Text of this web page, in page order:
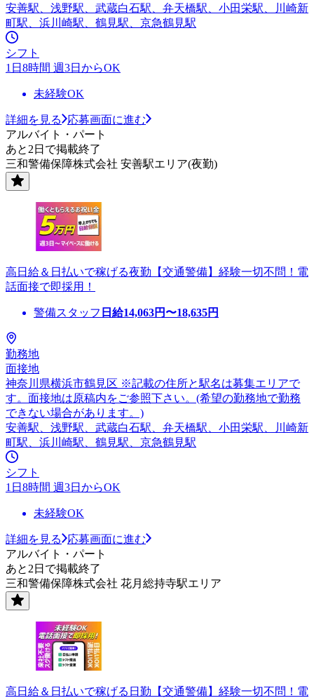
安善駅、浅野駅、武蔵白石駅、弁天橋駅、小田栄駅、川崎新
町駅、浜川崎駅、鶴見駅、京急鶴見駅
シフト
1日8時間 週3日からOK
未経験OK
詳細を見る
応募画面に進む
アルバイト・パート
あと2日で掲載終了
三和警備保障株式会社 安善駅エリア(夜勤)
高日給＆日払いで稼げる夜勤【交通警備】経験一切不問！電
話面接で即採用！
警備スタッフ 日給14,063円〜18,635円
勤務地
面接地
神奈川県横浜市鶴見区 ※記載の住所と駅名は募集エリアで
す。面接地は原稿内をご参照下さい。(希望の勤務地で勤務
できない場合があります。)
安善駅、浅野駅、武蔵白石駅、弁天橋駅、小田栄駅、川崎新
町駅、浜川崎駅、鶴見駅、京急鶴見駅
シフト
1日8時間 週3日からOK
未経験OK
詳細を見る
応募画面に進む
アルバイト・パート
あと2日で掲載終了
三和警備保障株式会社 花月総持寺駅エリア
高日給＆日払いで稼げる日勤【交通警備】経験一切不問！電